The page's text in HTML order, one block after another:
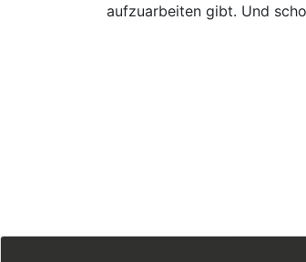
aufzuarbeiten gibt. Und